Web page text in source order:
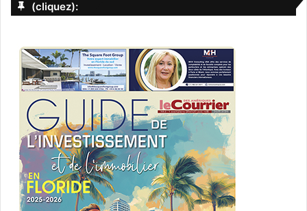
(cliquez):